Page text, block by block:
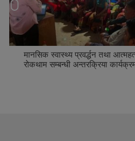
विश्व उच्च रक्तचाप दिवस २०२६